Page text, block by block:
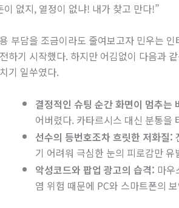
이 없지, 열정이 없냐! 내가 찾고 만다!”
부담을 조금이라도 줄여보고자 민우는
하기 시작했다. 하지만 어김없이 다음과
기 일쑤였다.
결정적인 슈팅 순간 화면이 멈추는
어버렸다. 카타르시스 대신 분통을
선수의 등번호조차 흐릿한 저화질:
기 어려워 극심한 눈의 피로감만 유
악성코드와 팝업 광고의 습격: 마
염 위험 때문에 PC와 스마트폰의